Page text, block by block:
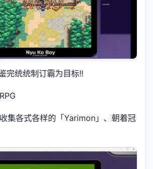
完统统制订霸为目标!!
集各式各样的「Yarimon」、朝着冠